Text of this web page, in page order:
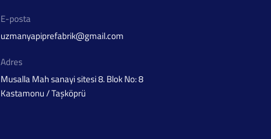
E-posta
uzmanyapiprefabrik@gmail.com
Adres
Musalla Mah sanayi sitesi 8. Blok No: 8
Kastamonu / Taşköprü